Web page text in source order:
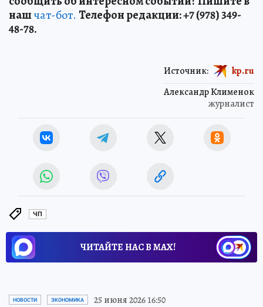
нашчат-бот. Телефон редакции: +7 (978) 349-
48-78.
Александр Клименок
журналист
Источник: kp.ru
ЧП
ЧИТАЙТЕ НАС В МАХ!
НОВОСТИ ЭКОНОМИКА 25 июня 2026 16:50